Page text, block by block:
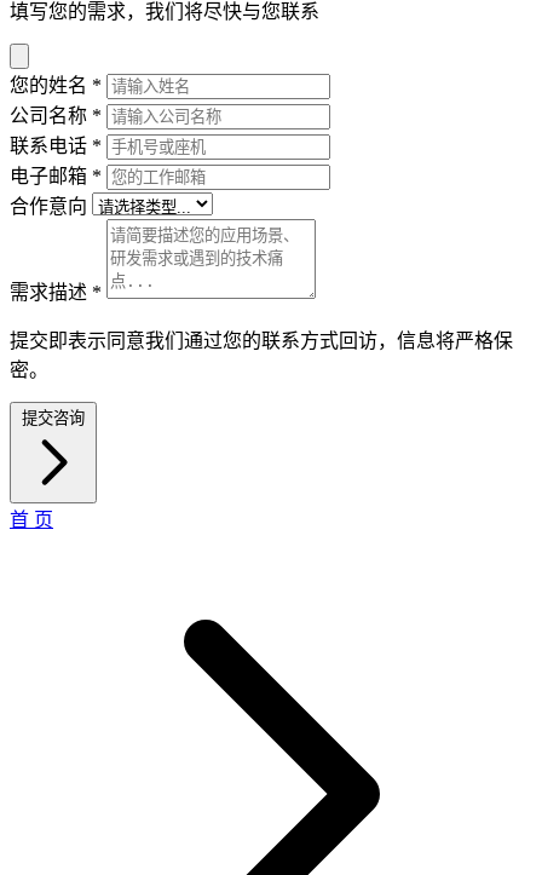
填写您的需求，我们将尽快与您联系
您的姓名 *
公司名称 *
联系电话 *
电子邮箱 *
合作意向
需求描述 *
提交即表示同意我们通过您的联系方式回访，信息将严格保
密。
提交咨询
首 页